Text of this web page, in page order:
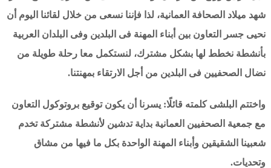
شهد ميلاد الصحافة العمانية، لذا فإننا نسعى من خلال لقائنا اليوم أن
نحيى جسر التعاون بين أبناء المهنة فى البلدين وفى البلدان العربية
بأنشطة نخطط لها بشكل مشترك، لنستكمل معا رحلة طويلة من
نضال الصحفيين فى البلدين من أجل الارتقاء بمهنتنا.
واختتم البلشى كلمته قائلًا: يسرنا أن يكون توقيع بروتوكول التعاون
مع جمعية الصحفيين العمانية بداية تدشين لأنشطة مشتركة تخدم
شعبينا الشقيقين وأبناء المهنة الواحدة بكل ما فيها من مشاق
وتحديات.